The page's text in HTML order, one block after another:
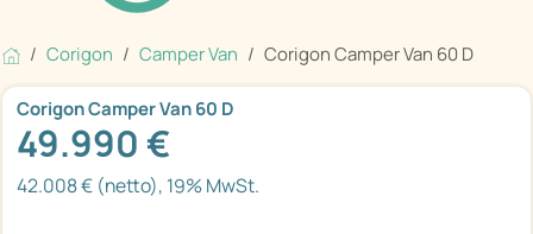
Corigon Camper Van Corigon Camper Van 60 D
Corigon Camper Van 60 D
49.990 €
42.008 € (netto), 19% MwSt.